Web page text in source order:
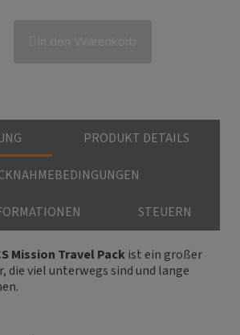
PRODUKT DETAILS
STEUERN
Mission Travel Packist ein großer
die viel unterwegs sind und lange